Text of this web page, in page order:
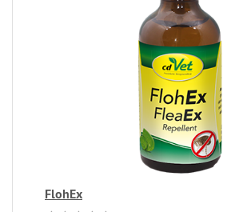
FlohEx